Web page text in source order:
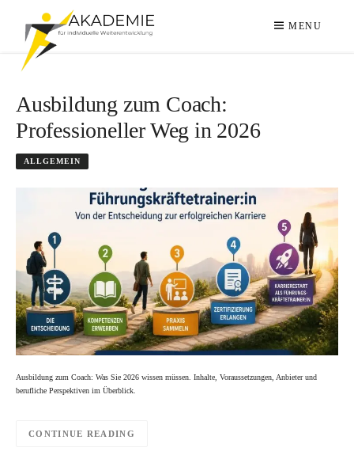
content
MENU
IN
PERFECTION
KATEGORIE:ALLGEMEIN
Ausbildung zum Coach:
Professioneller Weg in 2026
ALLGEMEIN
Ausbildung zum Coach: Was Sie 2026 wissen müssen. Inhalte, Voraussetzungen, Anbieter und
berufliche Perspektiven im Überblick.
CONTINUE READING